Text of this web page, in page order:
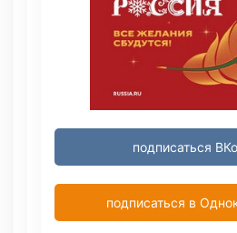
подписаться
подписаться в